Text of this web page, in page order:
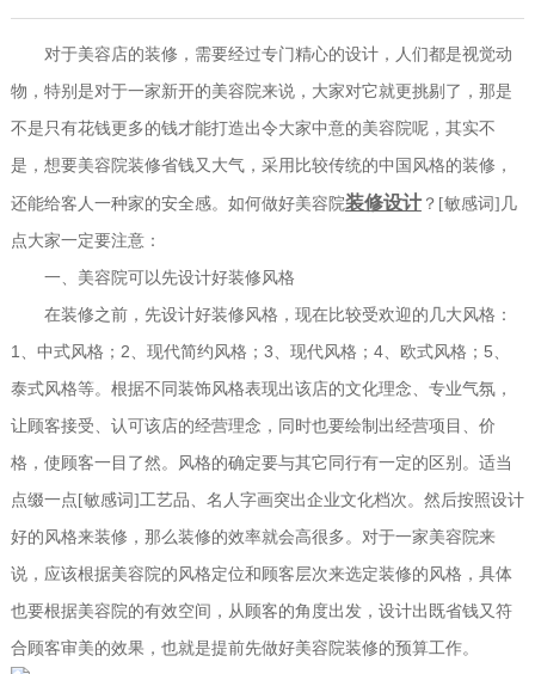
对于美容店的装修，需要经过专门精心的设计，人们都是视觉动
物，特别是对于一家新开的美容院来说，大家对它就更挑剔了，那是
不是只有花钱更多的钱才能打造出令大家中意的美容院呢，其实不
是，想要美容院装修省钱又大气，采用比较传统的中国风格的装修，
还能给客人一种家的安全感。 如何做好美容院装修设计？[敏感词]几
点大家一定要注意：
一、美容院可以先设计好装修风格
在装修之前，先设计好装修风格，现在比较受欢迎的几大风格：
1 、中式风格； 2 、现代简约风格； 3 、现代风格； 4、欧式风格； 5
泰式风格等。根据不同装饰风格表现出该店的文化理念、专业气氛，
让顾客接受、认可该店的经营理念，同时也要绘制出经营项目、价
格，使顾客一目了然。风格的确定要与其它同行有一定的区别。适当
点缀一点[敏感词]工艺品、名人字画突出企业文化档次。然后按照设计
好的风格来装修，那么装修的效率就会高很多。对于一家美容院来
说，应该根据美容院的风格定位和顾客层次来选定装修的风格，具体
也要根据美容院的有效空间，从顾客的角度出发，设计出既省钱又符
合顾客审美的效果，也就是提前先做好美容院装修的预算工作。